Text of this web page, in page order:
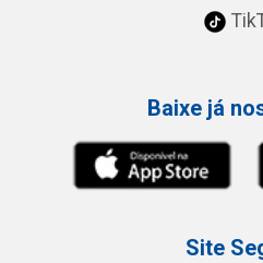
Baixe já
Site